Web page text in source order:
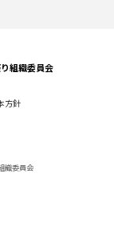
組織委員会
⽅針
織委員会